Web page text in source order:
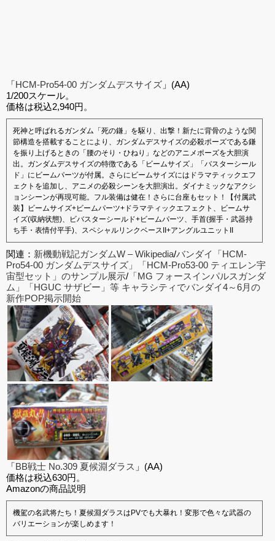
「HCM-Pro54-00 ガンダムデスサイズ 」(AA)
1/200スケール。
価格は税込2,940円。
死神と呼ばれるガンダム「死の鎌」を駆り、出撃！新たに背骨のような関
節構造を搭載することにより、ガンダムデスサイズの必殺ポーズである鎌
を振り上げるときの「腰のそり・ひねり」などのアニメポーズを大胆演
出。ガンダムデスサイズの特徴である「ビームサイズ」「バスターシール
ド」にビームパーツが付属。さらにビームサイズにはドラマティックエフ
ェクトを追加し、アニメの必殺シーンを大胆演出。ダイナミックなアクシ
ョンシーンが再現可能。フル装備は健在！さらに台座もセット！【付属武
装】ビームサイズ+ビームパーツ+ドラマティックエフェクト、ビームサ
イズ(収納状態)、ビバスターシールド+ビームパーツ、手首(握手・武器持
ち手・表情付平手)、スペシャルリンクベースII+アングルユニットII
関連： 新機動戦記ガンダムW – Wikipedia/バンダイ「HCM-
Pro54-00 ガンダムデスサイズ」「HCM-Pro53-00 ティエレン宇
宙型セット」のサンプル展示/ 「MG フォースインパルスガンダ
ム」「HGUC サザビー」等 キャラシティでバンダイ4～6月の
新作POP掲示開始
「BB戦士 No.309 夏候淵ダラス 」(AA)
価格は税込630円。
Amazonの商品説明
機駕の名武将たち！夏候淵ダラスはPVでも大暴れ！変形で色々な武器の
バリエーションが楽しめます！